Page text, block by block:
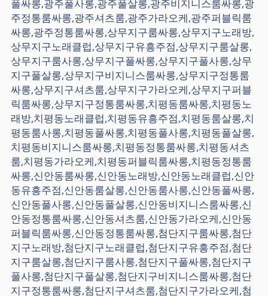
풀싸롱,광주풀사롱,광주풀살롱,광주비지니스룸싸롱,광
주정통룸싸롱,광주셔츠룸,광주가라오케,광주퍼블릭룸
싸롱,광주정통룸싸롱,상무지구룸싸롱,상무지구노래방,
상무지구노래클럽,상무지구유흥주점,상무지구룸살롱,
상무지구룸사롱,상무지구풀싸롱,상무지구풀사롱,상무
지구풀살롱,상무지구비지니스룸싸롱,상무지구정통룸
싸롱,상무지구셔츠룸,상무지구가라오케,상무지구퍼블
릭룸싸롱,상무지구정통룸싸롱,치평동룸싸롱,치평동노
래방,치평동노래클럽,치평동유흥주점,치평동룸살롱,치
평동룸사롱,치평동풀싸롱,치평동풀사롱,치평동풀살롱,
치평동비지니스룸싸롱,치평동정통룸싸롱,치평동셔츠
룸,치평동가라오케,치평동퍼블릭룸싸롱,치평동정통룸
싸롱,신안동룸싸롱,신안동노래방,신안동노래클럽,신안
동유흥주점,신안동룸살롱,신안동룸사롱,신안동풀싸롱,
신안동풀사롱,신안동풀살롱,신안동비지니스룸싸롱,신
안동정통룸싸롱,신안동셔츠룸,신안동가라오케,신안동
퍼블릭룸싸롱,신안동정통룸싸롱,첨단지구룸싸롱,첨단
지구노래방,첨단지구노래클럽,첨단지구유흥주점,첨단
지구룸살롱,첨단지구룸사롱,첨단지구풀싸롱,첨단지구
풀사롱,첨단지구풀살롱,첨단지구비지니스룸싸롱,첨단
지구정통룸싸롱,첨단지구셔츠룸,첨단지구가라오케,첨